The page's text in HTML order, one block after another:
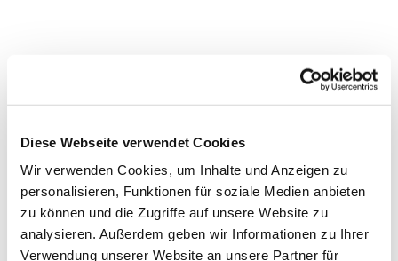
Diese Webseite verwendet Cookies
Wir verwenden Cookies, um Inhalte und Anzeigen zu
personalisieren, Funktionen für soziale Medien anbieten
zu können und die Zugriffe auf unsere Website zu
analysieren. Außerdem geben wir Informationen zu Ihrer
Verwendung unserer Website an unsere Partner für